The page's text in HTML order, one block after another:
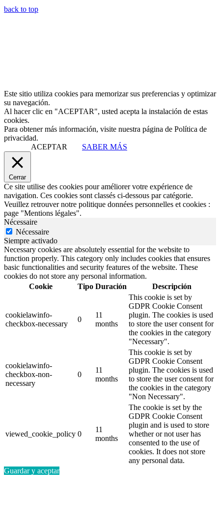
back to top
Este sitio utiliza cookies para memorizar sus preferencias y optimizar
su navegación.
Al hacer clic en "ACEPTAR", usted acepta la instalación de estas
cookies.
Para obtener más información, visite nuestra página de Política de
privacidad.
ACEPTAR
SABER MÁS
Cerrar
Ce site utilise des cookies pour améliorer votre expérience de
navigation. Ces cookies sont classés ci-dessous par catégorie.
Veuillez retrouver notre politique données personnelles et cookies :
page "Mentions légales".
Nécessaire
Nécessaire
Siempre activado
Necessary cookies are absolutely essential for the website to
function properly. This category only includes cookies that ensures
basic functionalities and security features of the website. These
cookies do not store any personal information.
Cookie
Tipo Duración Descripción
cookielawinfo-
checkbox-necessary
0
11
months
This cookie is set by
GDPR Cookie Consent
plugin. The cookies is used
to store the user consent for
the cookies in the category
"Necessary".
cookielawinfo-
checkbox-non-
necessary
0
11
months
This cookie is set by
GDPR Cookie Consent
plugin. The cookies is used
to store the user consent for
the cookies in the category
"Non Necessary".
viewed_cookie_policy 0
11
months
The cookie is set by the
GDPR Cookie Consent
plugin and is used to store
whether or not user has
consented to the use of
cookies. It does not store
any personal data.
Guardar y aceptar